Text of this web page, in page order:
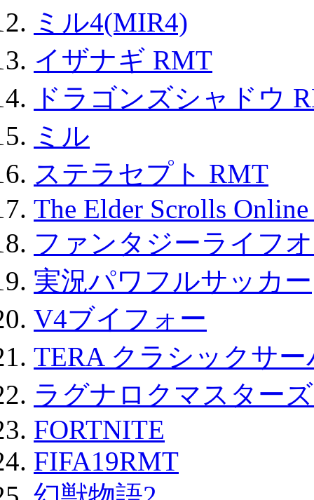
ミル4(MIR4)
イザナギ RMT
ドラゴンズシャドウ
ミル
ステラセプト RMT
The Elder Scrolls
ファンタジーライフ
実況パワフルサッカー
V4ブイフォー
TERA クラシックサ
ラグナロクマスター
FORTNITE
FIFA19RMT